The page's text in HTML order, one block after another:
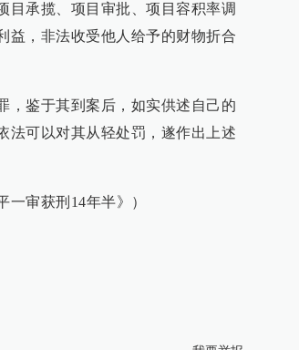
目承揽、项目审批、项目容积率调
益，非法收受他人给予的财物折合
，鉴于其到案后，如实供述自己的
法可以对其从轻处罚，遂作出上述
一审获刑14年半》）